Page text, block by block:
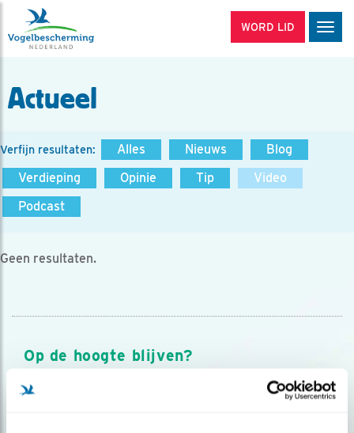
WORD LID
Actueel
Verfijn resultaten: Alles Nieuws
Blog
Verdieping
Opinie Tip
Video
Podcast
Geen resultaten.
Op de hoogte blijven?
Meld je aan en ontvang nieuws, inspiratie, acties en tips
over vogels en activiteiten van Vogelbescherming.